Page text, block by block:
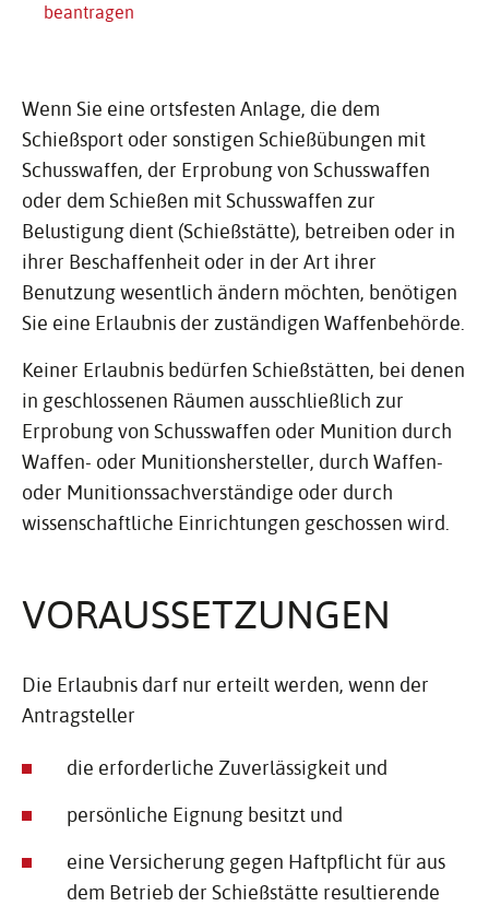
beantragen
Wenn Sie eine ortsfesten Anlage, die dem
Schießsport oder sonstigen Schießübungen mit
Schusswaffen, der Erprobung von Schusswaffen
oder dem Schießen mit Schusswaffen zur
Belustigung dient (Schießstätte), betreiben oder in
ihrer Beschaffenheit oder in der Art ihrer
Benutzung wesentlich ändern möchten, benötigen
Sie eine Erlaubnis der zuständigen Waffenbehörde.
Keiner Erlaubnis bedürfen Schießstätten, bei denen
in geschlossenen Räumen ausschließlich zur
Erprobung von Schusswaffen oder Munition durch
Waffen- oder Munitionshersteller, durch Waffen-
oder Munitionssachverständige oder durch
wissenschaftliche Einrichtungen geschossen wird.
VORAUS­SET­ZUNGEN
Die Erlaubnis darf nur erteilt werden, wenn der
Antragsteller
die erforderliche Zuverlässigkeit und
persönliche Eignung besitzt und
eine Versicherung gegen Haftpflicht für aus
dem Betrieb der Schießstätte resultierende